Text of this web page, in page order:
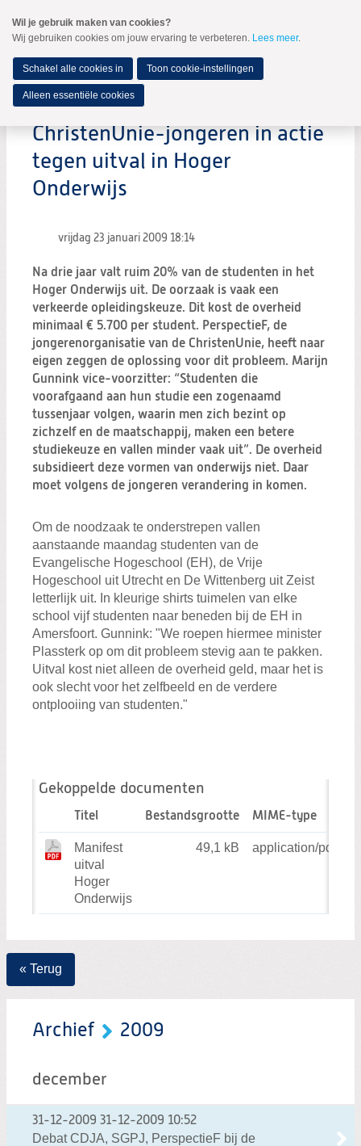
naar
Spring
de
inhoud
Spring
naar
hoofdmenu
MENU
Zoeken:
Zoeken
ChristenUnie-jongeren in actie
tegen uitval in Hoger
Onderwijs
vrijdag 23 januari 2009 18:14
Na drie jaar valt ruim 20% van de studenten in het
Hoger Onderwijs uit. De oorzaak is vaak een
verkeerde opleidingskeuze. Dit kost de overheid
minimaal € 5.700 per student. PerspectieF, de
jongerenorganisatie van de ChristenUnie, heeft naar
eigen zeggen de oplossing voor dit probleem. Marijn
Gunnink vice-voorzitter: “Studenten die
voorafgaand aan hun studie een zogenaamd
tussenjaar volgen, waarin men zich bezint op
zichzelf en de maatschappij, maken een betere
studiekeuze en vallen minder vaak uit”. De overheid
subsidieert deze vormen van onderwijs niet. Daar
moet volgens de jongeren verandering in komen.
Om de noodzaak te onderstrepen vallen
aanstaande maandag studenten van de
Evangelische Hogeschool (EH), de Vrije
Hogeschool uit Utrecht en De Wittenberg uit Zeist
letterlijk uit. In kleurige shirts tuimelen van elke
school vijf studenten naar beneden bij de EH in
Amersfoort. Gunnink: "We roepen hiermee minister
Plassterk op om dit probleem stevig aan te pakken.
Uitval kost niet alleen de overheid geld, maar het is
ook slecht voor het zelfbeeld en de verdere
ontplooiing van studenten."
Gekoppelde documenten
Titel Bestandsgrootte MIME-type
Manifest
uitval
Hoger
Onderwijs
49,1 kB application/pdf
« Terug
Archief 2009
december
31-12-2009 31-12-2009 10:52
Debat CDJA, SGPJ, PerspectieF bij de
Wil je gebruik maken van cookies?
Wij gebruiken cookies om jouw ervaring te verbeteren. Lees meer.
Schakel alle cookies in Toon cookie-instellingen
Alleen essentiële cookies